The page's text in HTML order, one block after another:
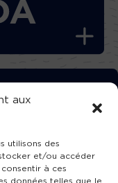
aux
utilisons des
et/ou accéder
à ces
données telles que le
!